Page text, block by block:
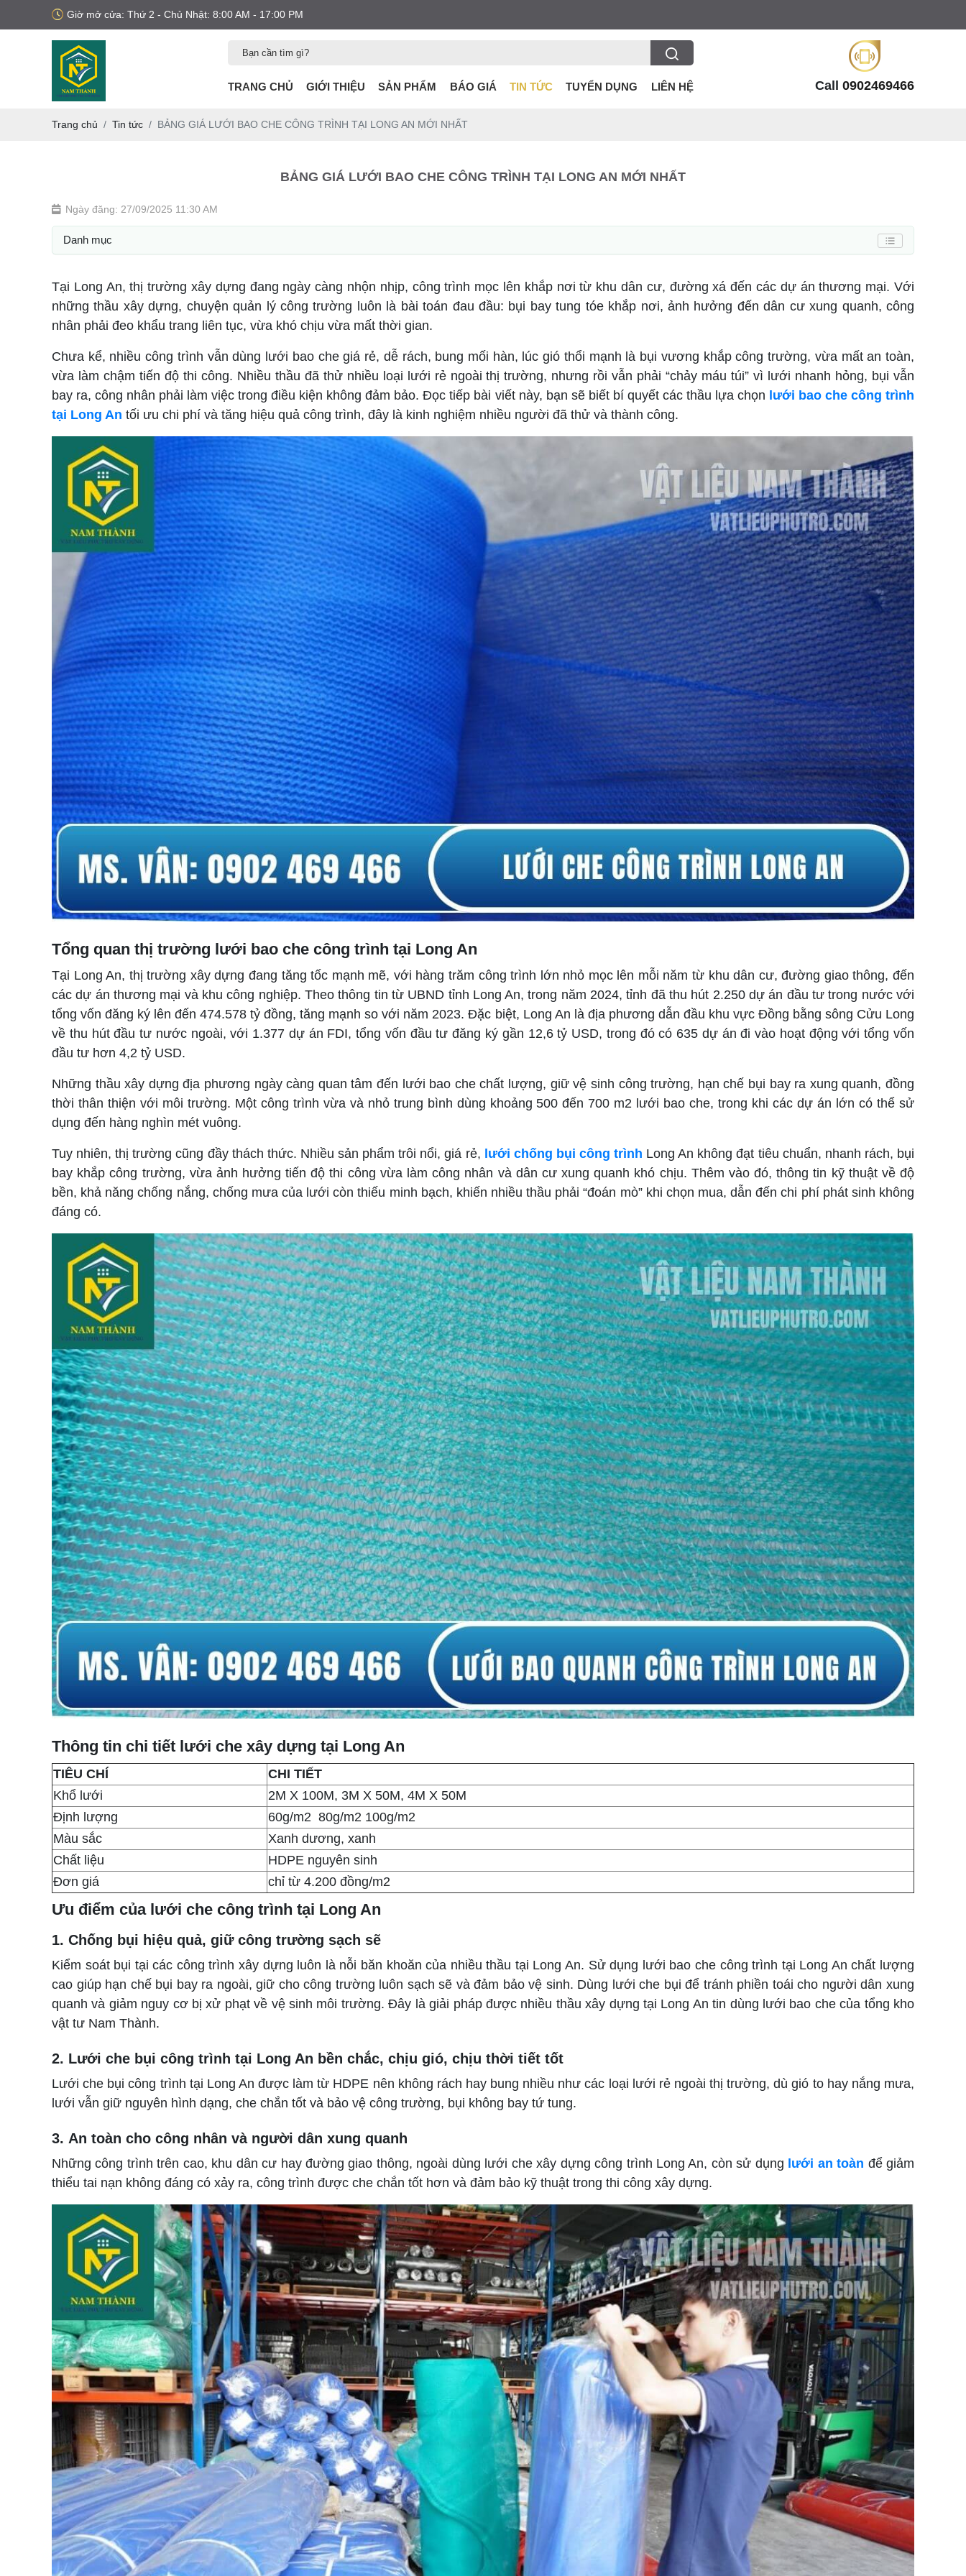
Giờ mở cửa: Thứ 2 - Chủ Nhật: 8:00 AM - 17:00 PM
TRANG CHỦ GIỚI THIỆU SẢN PHẨM BÁO GIÁ TIN TỨC TUYỂN DỤNG LIÊN HỆ Call 0902469466
Trang chủ Tin tức BẢNG GIÁ LƯỚI BAO CHE CÔNG TRÌNH TẠI LONG AN MỚI NHẤT
BẢNG GIÁ LƯỚI BAO CHE CÔNG TRÌNH TẠI LONG AN MỚI NHẤT
Ngày đăng: 27/09/2025 11:30 AM
Danh mục
Tại Long An, thị trường xây dựng đang ngày càng nhộn nhịp, công trình mọc lên khắp nơi từ khu dân cư, đường xá đến các dự án thương mại. Với
những thầu xây dựng, chuyện quản lý công trường luôn là bài toán đau đầu: bụi bay tung tóe khắp nơi, ảnh hưởng đến dân cư xung quanh, công
nhân phải đeo khẩu trang liên tục, vừa khó chịu vừa mất thời gian.
Chưa kể, nhiều công trình vẫn dùng lưới bao che giá rẻ, dễ rách, bung mối hàn, lúc gió thổi mạnh là bụi vương khắp công trường, vừa mất an toàn,
vừa làm chậm tiến độ thi công. Nhiều thầu đã thử nhiều loại lưới rẻ ngoài thị trường, nhưng rồi vẫn phải “chảy máu túi” vì lưới nhanh hỏng, bụi vẫn
bay ra, công nhân phải làm việc trong điều kiện không đảm bảo. Đọc tiếp bài viết này, bạn sẽ biết bí quyết các thầu lựa chọn lưới bao che công trình
tại Long An tối ưu chi phí và tăng hiệu quả công trình, đây là kinh nghiệm nhiều người đã thử và thành công.
Tổng quan thị trường lưới bao che công trình tại Long An
Tại Long An, thị trường xây dựng đang tăng tốc mạnh mẽ, với hàng trăm công trình lớn nhỏ mọc lên mỗi năm từ khu dân cư, đường giao thông, đến
các dự án thương mại và khu công nghiệp. Theo thông tin từ UBND tỉnh Long An, trong năm 2024, tỉnh đã thu hút 2.250 dự án đầu tư trong nước với
tổng vốn đăng ký lên đến 474.578 tỷ đồng, tăng mạnh so với năm 2023. Đặc biệt, Long An là địa phương dẫn đầu khu vực Đồng bằng sông Cửu Long
về thu hút đầu tư nước ngoài, với 1.377 dự án FDI, tổng vốn đầu tư đăng ký gần 12,6 tỷ USD, trong đó có 635 dự án đi vào hoạt động với tổng vốn
đầu tư hơn 4,2 tỷ USD.
Những thầu xây dựng địa phương ngày càng quan tâm đến lưới bao che chất lượng, giữ vệ sinh công trường, hạn chế bụi bay ra xung quanh, đồng
thời thân thiện với môi trường. Một công trình vừa và nhỏ trung bình dùng khoảng 500 đến 700 m2 lưới bao che, trong khi các dự án lớn có thể sử
dụng đến hàng nghìn mét vuông.
Tuy nhiên, thị trường cũng đầy thách thức. Nhiều sản phẩm trôi nổi, giá rẻ, lưới chống bụi công trình Long An không đạt tiêu chuẩn, nhanh rách, bụi
bay khắp công trường, vừa ảnh hưởng tiến độ thi công vừa làm công nhân và dân cư xung quanh khó chịu. Thêm vào đó, thông tin kỹ thuật về độ
bền, khả năng chống nắng, chống mưa của lưới còn thiếu minh bạch, khiến nhiều thầu phải “đoán mò” khi chọn mua, dẫn đến chi phí phát sinh không
đáng có.
Thông tin chi tiết lưới che xây dựng tại Long An
TIÊU CHÍ
CHI TIẾT
Khổ lưới
2M X 100M, 3M X 50M, 4M X 50M
Định lượng
60g/m2 80g/m2 100g/m2
Màu sắc
Xanh dương, xanh
Chất liệu
HDPE nguyên sinh
Đơn giá
chỉ từ 4.200 đồng/m2
Ưu điểm của lưới che công trình tại Long An
1. Chống bụi hiệu quả, giữ công trường sạch sẽ
Kiểm soát bụi tại các công trình xây dựng luôn là nỗi băn khoăn của nhiều thầu tại Long An. Sử dụng lưới bao che công trình tại Long An chất lượng
cao giúp hạn chế bụi bay ra ngoài, giữ cho công trường luôn sạch sẽ và đảm bảo vệ sinh. Dùng lưới che bụi để tránh phiền toái cho người dân xung
quanh và giảm nguy cơ bị xử phạt về vệ sinh môi trường. Đây là giải pháp được nhiều thầu xây dựng tại Long An tin dùng lưới bao che của tổng kho
vật tư Nam Thành.
2. Lưới che bụi công trình tại Long An bền chắc, chịu gió, chịu thời tiết tốt
Lưới che bụi công trình tại Long An được làm từ HDPE nên không rách hay bung nhiều như các loại lưới rẻ ngoài thị trường, dù gió to hay nắng mưa,
lưới vẫn giữ nguyên hình dạng, che chắn tốt và bảo vệ công trường, bụi không bay tứ tung.
3. An toàn cho công nhân và người dân xung quanh
Những công trình trên cao, khu dân cư hay đường giao thông, ngoài dùng lưới che xây dựng công trình Long An, còn sử dụng lưới an toàn để giảm
thiểu tai nạn không đáng có xảy ra, công trình được che chắn tốt hơn và đảm bảo kỹ thuật trong thi công xây dựng.